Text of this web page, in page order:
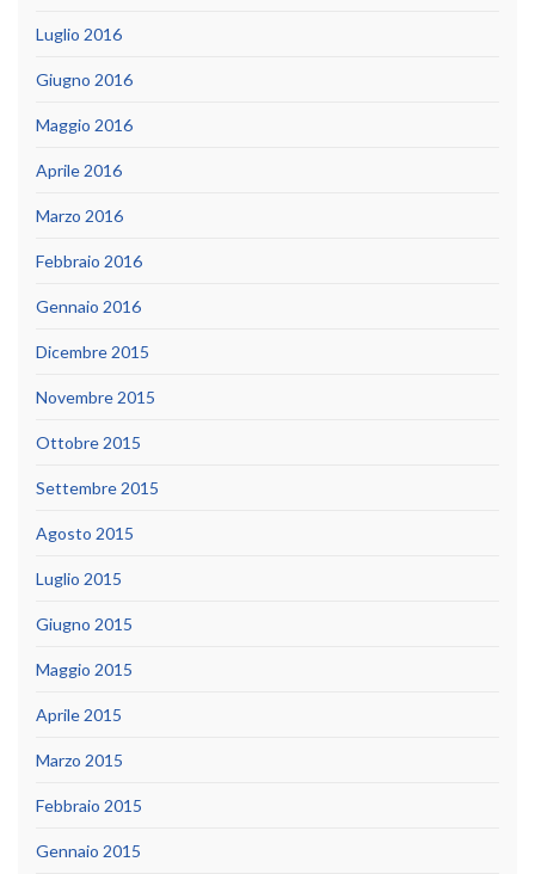
Luglio 2016
Giugno 2016
Maggio 2016
Aprile 2016
Marzo 2016
Febbraio 2016
Gennaio 2016
Dicembre 2015
Novembre 2015
Ottobre 2015
Settembre 2015
Agosto 2015
Luglio 2015
Giugno 2015
Maggio 2015
Aprile 2015
Marzo 2015
Febbraio 2015
Gennaio 2015